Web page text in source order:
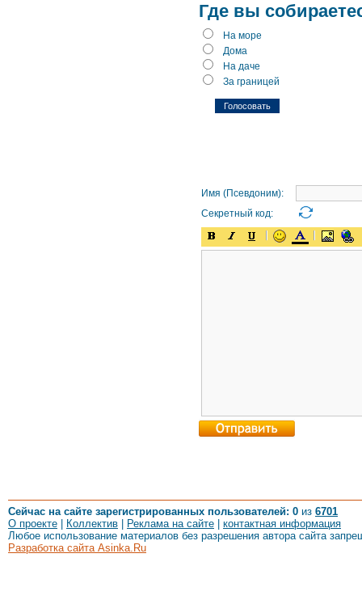
Где вы
На море
Дома
На даче
За границей
Имя (Псевдоним):
Секретный код:
Сейчас на сайте зарегистрированных пользователей: 0 из 6701
О проекте
Коллектив Реклама на сайте
контактная информация
Любое использование материалов без разрешения автора сайта
Разработка сайта Asinka.Ru